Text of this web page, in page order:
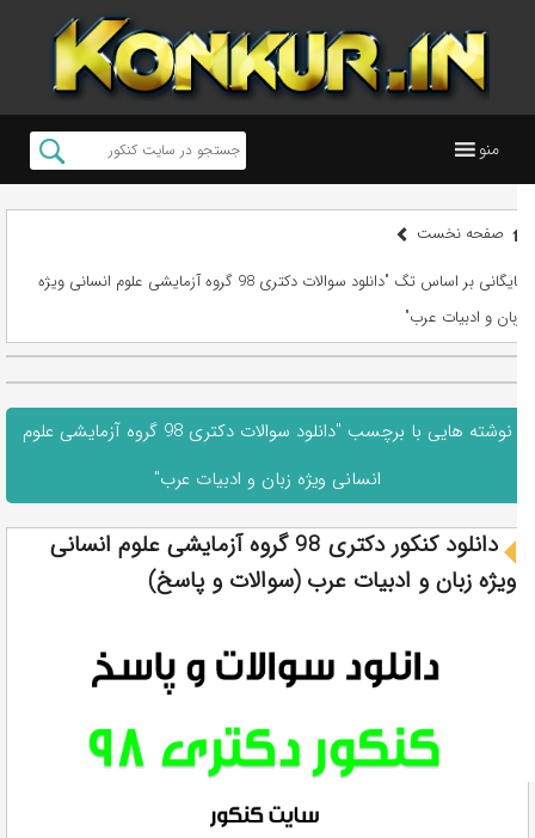
منو
صفحه نخست
بایگانی بر اساس تگ "دانلود سوالات دکتری 98 گروه آزمایشی علوم انسانی ویژه
زبان و ادبیات عرب"
نوشته هایی با برچسب "دانلود سوالات دکتری 98 گروه آزمایشی علوم
انسانی ویژه زبان و ادبیات عرب"
دانلود کنکور دکتری 98 گروه آزمایشی علوم انسانی
ویژه زبان و ادبیات عرب (سوالات و پاسخ)